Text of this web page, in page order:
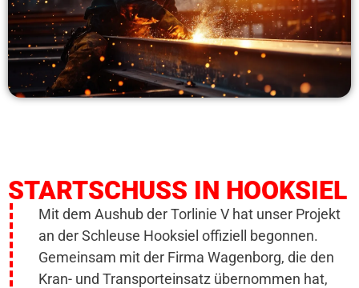
STARTSCHUSS IN HOOKSIEL
Mit dem Aushub der Torlinie V hat unser Projekt
an der Schleuse Hooksiel offiziell begonnen.
Gemeinsam mit der Firma Wagenborg, die den
Kran- und Transporteinsatz übernommen hat,